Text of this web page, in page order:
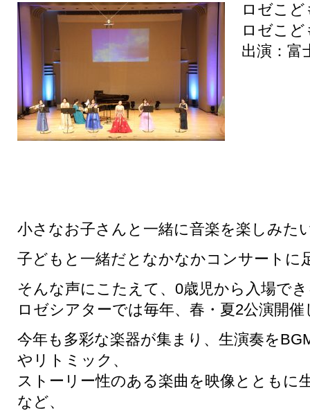
ロゼこ
ロゼこ
出演：富
小さなお子さんと一緒に音楽を楽しみた
子どもと一緒だとなかなかコンサートに
そんな声にこたえて、0歳児から入場で
ロゼシアターでは毎年、春・夏2公演開
今年も多彩な楽器が集まり、生演奏を
やリトミック、
ストーリー性のある楽曲を映像とともに
など、